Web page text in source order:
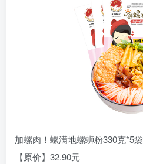
加螺肉！螺满地螺蛳粉330克*5袋
【原价】32.90元